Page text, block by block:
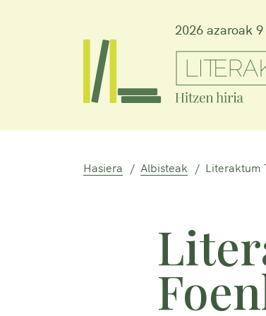
2026 azaroak
Hasiera Albisteak Literaktum